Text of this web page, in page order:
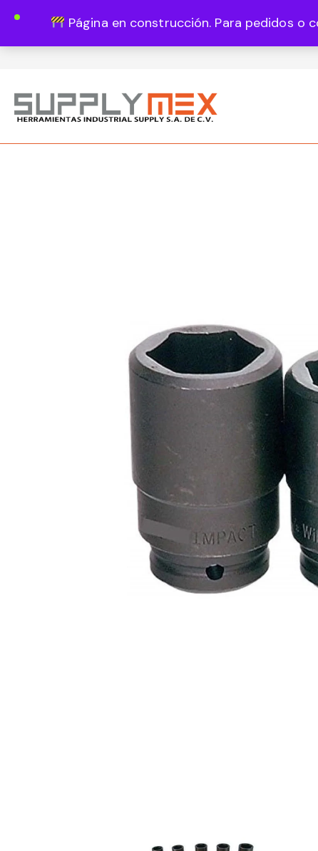
Página en construcción. Para pedidos